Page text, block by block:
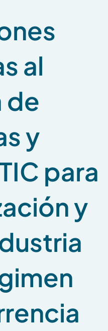
al
de
y
para
y